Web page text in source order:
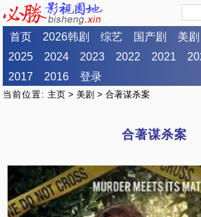
首页 2026韩剧 综艺 国产剧 美剧
2025
2024 2023 2022 2021
2017
2016 登录
当前位置: 主页 >美剧 > 合著谋杀案
合著谋杀案